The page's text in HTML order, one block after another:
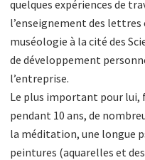
quelques expériences de
l’enseignement des
muséologie à la cité des
de développement
l’entreprise.
Le plus important pour lui,
pendant 10 ans, de
la méditation, une longue
peintures (aquarelles et